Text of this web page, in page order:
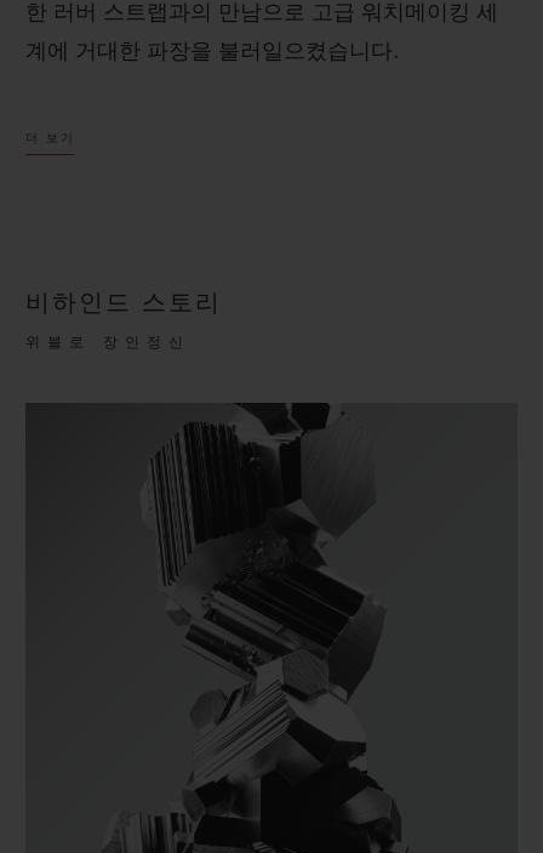
한 러버 스트랩과의 만남으로 고급 워치메이킹 세
계에 거대한 파장을 불러일으켰습니다.
색다른 시계 제품을 원했던 시계 애호가의 마음을
클래식 퓨전 오리지널은 시대를 초월하는 심플한
디자인으로 혈기왕성하면서도 성숙한 매력을 표현
더 보기
비하인드 스토리
위블로 장인정신